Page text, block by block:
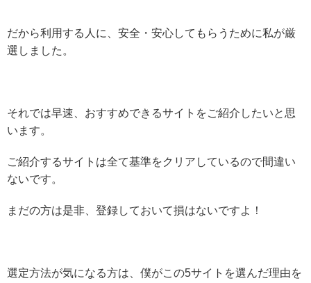
だから利用する人に、安全・安心してもらうために私が厳
選しました。
それでは早速、おすすめできるサイトをご紹介したいと思
います。
ご紹介するサイトは全て基準をクリアしているので間違い
ないです。
まだの方は是非、登録しておいて損はないですよ！
選定方法が気になる方は、僕がこの5サイトを選んだ理由を